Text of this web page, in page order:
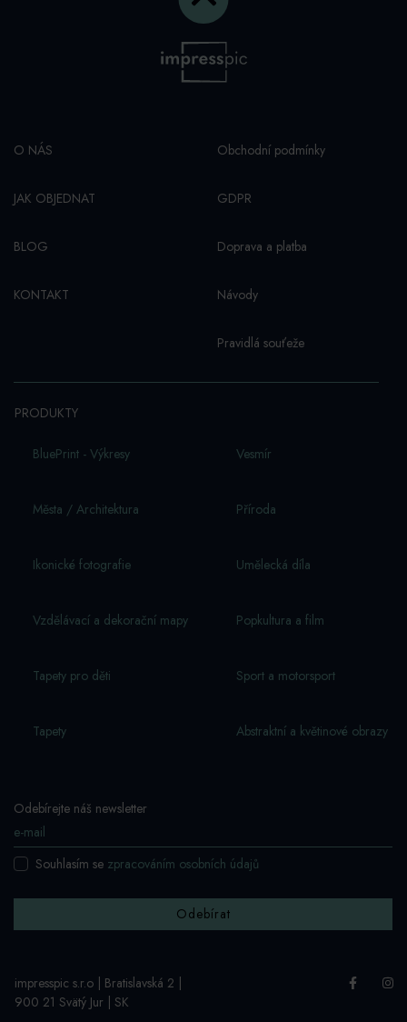
O NÁS
JAK OBJEDNAT
BLOG
KONTAKT
Obchodní podmínky
GDPR
Doprava a platba
Návody
Pravidlá souťeže
PRODUKTY
BluePrint - Výkresy Vesmí­r
Města / Architektura Příroda
Ikonické fotografie Umělecká díla
Vzdělávací a dekorační mapy Popkultura a film
Tapety pro děti Sport a motorsport
Tapety Abstraktní a květinové obrazy
Odebírejte náš newsletter
Souhlasím se zpracováním osobních údajů
Odebírat
impresspic s.r.o | Bratislavská 2 |
900 21 Svätý Jur | SK